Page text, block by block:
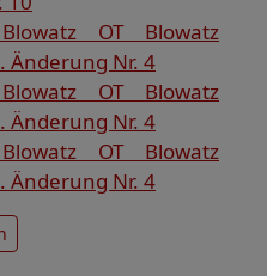
OT Blowatz
Änderung Nr. 4
OT Blowatz
Änderung Nr. 4
OT Blowatz
Änderung Nr. 4